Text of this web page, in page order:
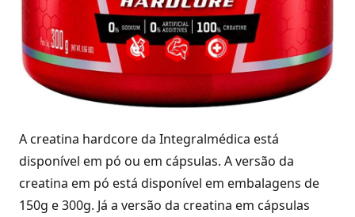
A creatina hardcore da Integralmédica está
disponível em pó ou em cápsulas. A versão da
creatina em pó está disponível em embalagens de
150g e 300g. Já a versão da creatina em cápsulas